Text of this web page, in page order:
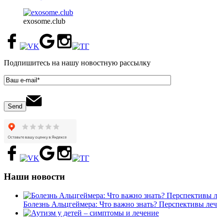
exosome.club
Подпишитесь на нашу новостную рассылку
Наши новости
Болезнь Альцгеймера: Что важно знать? Перспективы